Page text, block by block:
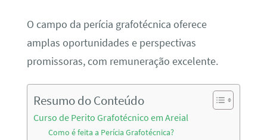
O campo da perícia grafotécnica oferece
amplas oportunidades e perspectivas
promissoras, com remuneração excelente.
Resumo do Conteúdo
Curso de Perito Grafotécnico em Areial
Como é feita a Perícia Grafotécnica?